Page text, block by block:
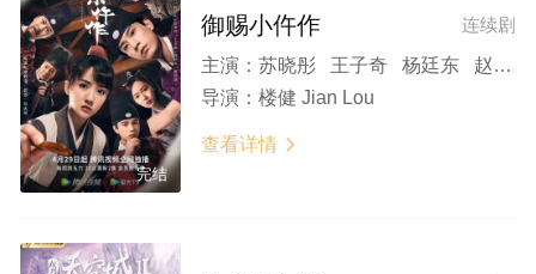
完结
连续剧
御赐小仵作
主演： 苏晓彤 王子奇 杨廷东 赵尧珂 王彦鑫 郭秋成 穆怀虎
导演： 楼健 Jian Lou
查看详情 